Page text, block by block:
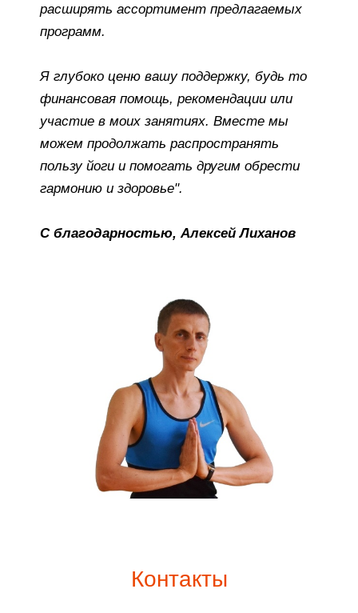
расширять ассортимент предлагаемых
программ.
Я глубоко ценю вашу поддержку, будь то
финансовая помощь, рекомендации или
участие в моих занятиях. Вместе мы
можем продолжать распространять
пользу йоги и помогать другим обрести
гармонию и здоровье".
С благодарностью, Алексей Лиханов
Контакты